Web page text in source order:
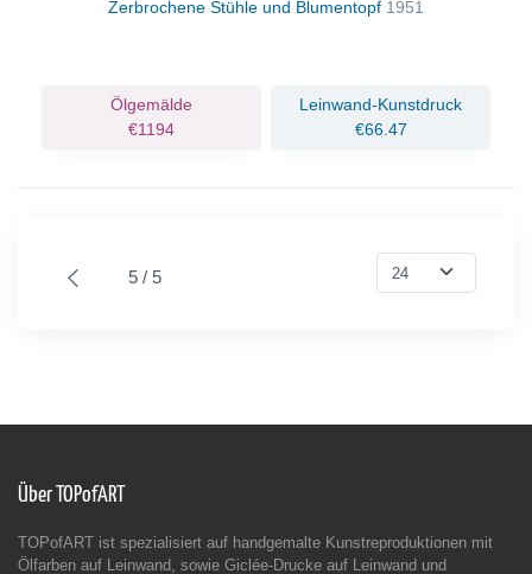
Zerbrochene Stühle und Blumentopf 1951
Ölgemälde
€1194
Leinwand-Kunstdruck
€66.47
5 / 5
Über TOPofART
TOPofART ist spezialisiert auf handgemalte Kunstreproduktionen mit
Ölfarben auf Leinwand, sowie Giclée-Drucke auf Leinwand und